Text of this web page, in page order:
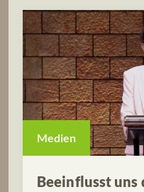
Medien
Beeinflusst uns